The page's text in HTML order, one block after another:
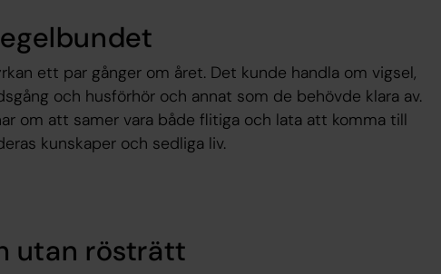
ett par gånger om året. Det kunde handla om vigsel,
och husförhör och annat som de behövde klara av.
om att samer vara både flitiga och lata att komma till
kunskaper och sedliga liv.
utan rösträtt